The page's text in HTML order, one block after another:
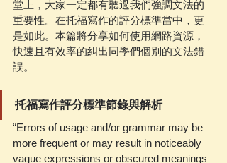
堂上，大家一定都有聽過我們強調文法的
重要性。在托福寫作的評分標準當中，更
是如此。本篇將分享如何使用網路資源，
快速且有效率的糾出同學們個別的文法錯
誤。
托福寫作評分標準節錄與解析
“Errors of usage and/or grammar may be
more frequent or may result in noticeably
vague expressions or obscured meanings